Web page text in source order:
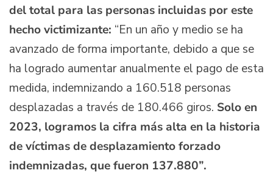
del total para las personas incluidas por este
hecho victimizante: “En un año y medio se ha
avanzado de forma importante, debido a que se
ha logrado aumentar anualmente el pago de esta
medida, indemnizando a 160.518 personas
desplazadas a través de 180.466 giros. Solo en
2023, logramos la cifra más alta en la historia
de víctimas de desplazamiento forzado
indemnizadas, que fueron 137.880”.